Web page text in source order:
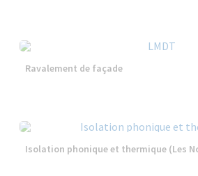
Ravalement de façade
Isolation phonique et thermique (Les